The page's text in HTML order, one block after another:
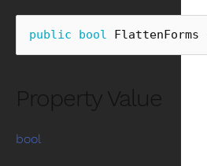
public bool FlattenForms
Property Value
bool